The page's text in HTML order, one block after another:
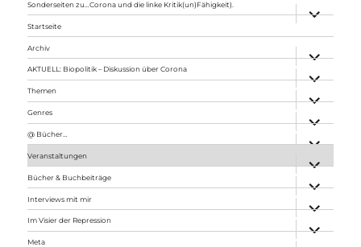
Sonderseiten zu…Corona und die linke Kritik(un)Fähigkeit).
anzeigen
Startseite
Archiv
anzeigen
AKTUELL: Biopolitik – Diskussion über Corona
anzeigen
Themen
anzeigen
Genres
anzeigen
@ Bücher…
Veranstaltungen
anzeigen
Bücher & Buchbeiträge
anzeigen
Interviews mit mir
anzeigen
Im Visier der Repression
anzeigen
Meta